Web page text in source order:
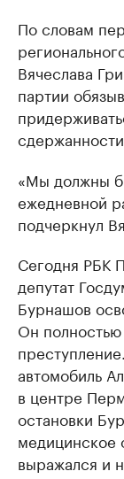
По словам
Вячеслава
партии
«Мы должны
ежедневной
подчеркнул
Сегодня РБК
депутат
Бурнашов
Он полностью
автомобиль
в центре
остановки
медицинское
выражался и